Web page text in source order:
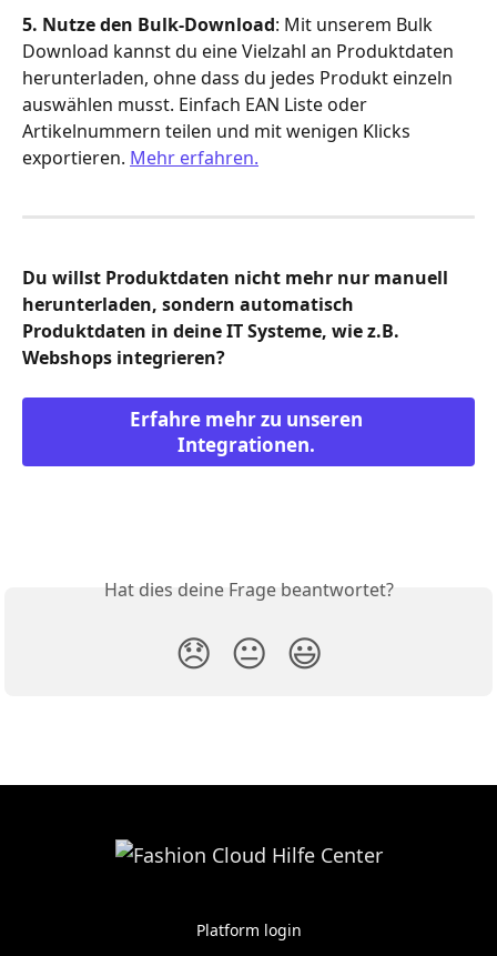
5. Nutze den Bulk-Download: Mit unserem Bulk
Download kannst du eine Vielzahl an Produktdaten
herunterladen, ohne dass du jedes Produkt einzeln
auswählen musst. Einfach EAN Liste oder
Artikelnummern teilen und mit wenigen Klicks
exportieren. Mehr erfahren.
Du willst Produktdaten nicht mehr nur manuell
herunterladen, sondern automatisch
Produktdaten in deine IT Systeme, wie z.B.
Webshops integrieren?
Erfahre mehr zu unseren
Integrationen.
Hat dies deine Frage beantwortet?
😞 😐 😃
Platform login